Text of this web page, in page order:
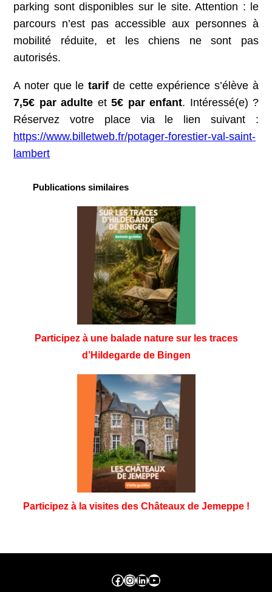
parking sont disponibles sur le site. Attention : le
parcours n’est pas accessible aux personnes à
mobilité réduite, et les chiens ne sont pas
autorisés.
A noter que letarif de cette expérience s’élève à
7,5€ par adulte et 5€ par enfant. Intéressé(e) ?
Réservez votre place via le lien suivant :
https://www.billetweb.fr/potager-forestier-val-saint-
lambert
Publications similaires
Participez à une balade nature sur les traces
d’Hildegarde de Bingen
Participez à la visites des Châteaux de Jemeppe !
Facebook ville de seraing Instragram ville de seraing linkedin – ville de seraing YouTube